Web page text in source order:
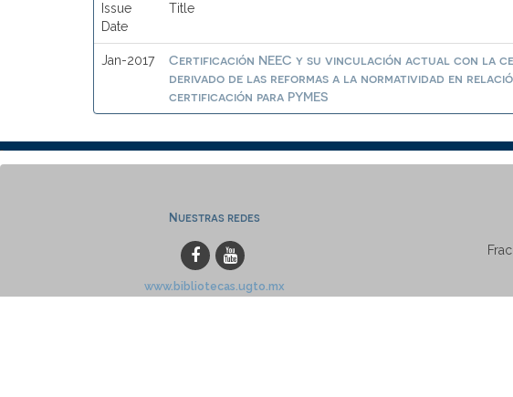
Issue
Date
Title
Jan-2017
Certificación NEEC y su vinculación actual con la
derivado de las reformas a la normatividad en
certificación para PYMES
Nuestras redes
www.bibliotecas.ugto.mx